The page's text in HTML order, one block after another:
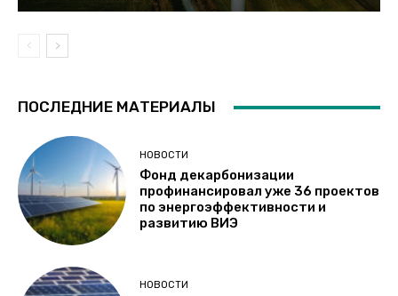
ПОСЛЕДНИЕ МАТЕРИАЛЫ
НОВОСТИ
Фонд декарбонизации
профинансировал уже 36 проектов
по энергоэффективности и
развитию ВИЭ
НОВОСТИ